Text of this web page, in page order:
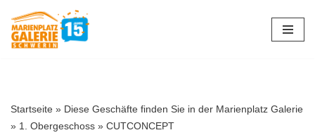
Zum
Startseite » Diese Geschäfte finden Sie in der Marienplatz Galerie
» 1. Obergeschoss » CUTCONCEPT